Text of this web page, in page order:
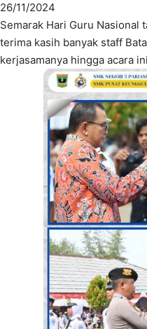
26/11/2024
Semarak Hari Guru Nasional
terima kasih banyak staff
kerjasamanya hingga acara